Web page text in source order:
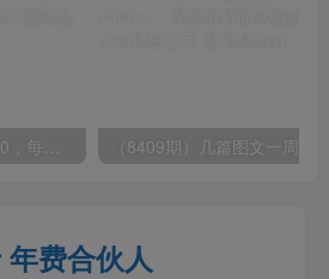
年费合伙人